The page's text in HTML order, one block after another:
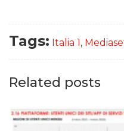
Tags: Italia 1 ,
Related posts